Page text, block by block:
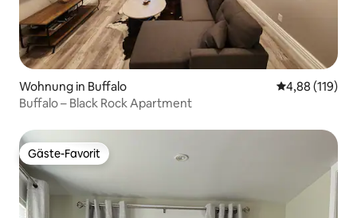
Wohnung in Buffalo
4,88 (119)
Buffalo – Black Rock Apartment
Gäste-Favorit
Gäste-Favorit